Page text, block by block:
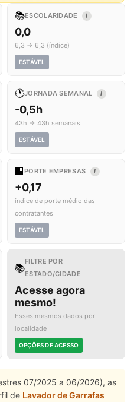
📚ESCOLARIDADE I
0,0
6,3 → 6,3 (índice)
ESTÁVEL
🕐JORNADA SEMANAL I
-0,5h
43h → 43h semanais
ESTÁVEL
🏢 PORTE EMPRESAS I
+0,17
índice de porte médio das
contratantes
ESTÁVEL
📚
FILTRE POR
ESTADO/CIDADE
Acesse agora
mesmo!
Esses mesmos dados por
localidade
OPÇÕES DE ACESSO
07/2025 a 06/2026), as
de Lavador de Garrafas